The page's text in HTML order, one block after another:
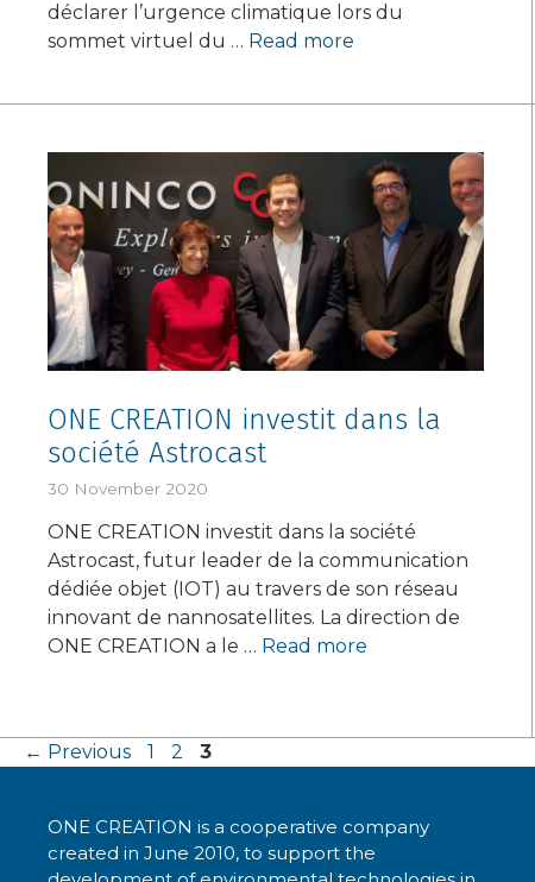
déclarer l’urgence climatique lors du
sommet virtuel du … Read more
ONE CREATION investit dans la
société Astrocast
30 November 2020
ONE CREATION investit dans la société
Astrocast, futur leader de la communication
dédiée objet (IOT) au travers de son réseau
innovant de nannosatellites. La direction de
ONE CREATION a le … Read more
← Previous Page
1 Page
2 Page
3
ONE CREATION is a cooperative company
created in June 2010, to support the